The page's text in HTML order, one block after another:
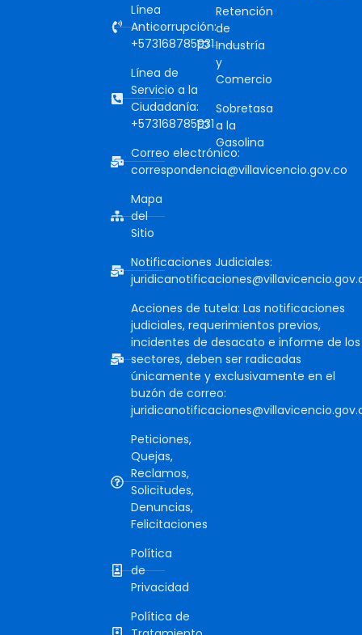
Línea
Anticorrupción:
+573168785931
Línea de
Servicio a la
Ciudadanía:
+573168785931
Correo electrónico:
correspondencia@villavicencio.gov.co
Mapa
del
Sitio
Notificaciones Judiciales:
Acciones de tutela: Las notificaciones
judiciales, requerimientos previos,
incidentes de desacato e informe de los
sectores, deben ser radicadas
únicamente y exclusivamente en el
buzón de correo:
Peticiones,
Quejas,
Reclamos,
Solicitudes,
Denuncias,
Felicitaciones
Política
de
Privacidad
Política de
Retención
de
Industría
y
Comercio
Sobretasa
a la
Gasolina